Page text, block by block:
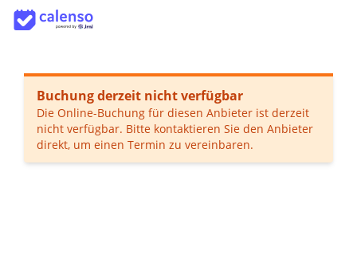
Buchung derzeit nicht verfügbar
Die Online-Buchung für diesen Anbieter ist derzeit
nicht verfügbar. Bitte kontaktieren Sie den Anbieter
direkt, um einen Termin zu vereinbaren.